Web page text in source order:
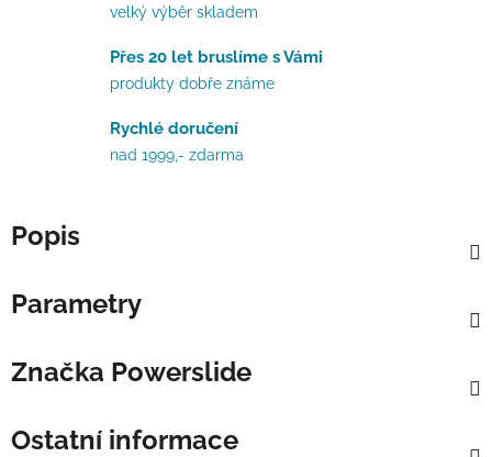
velký výběr skladem
Přes 20 let bruslíme s Vámi
produkty dobře známe
Rychlé doručení
nad 1999,- zdarma
Popis
Parametry
Značka Powerslide
Ostatní informace